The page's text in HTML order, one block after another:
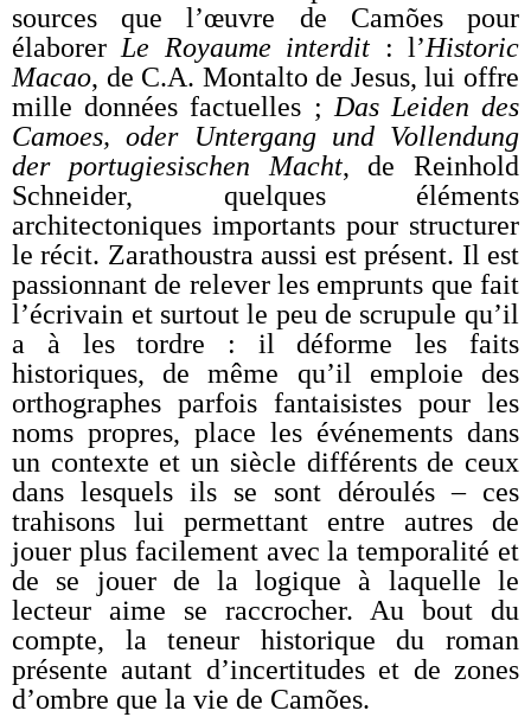
sources que l’œuvre de Camões pour
élaborer Le Royaume interdit : l’Historic
Macao, de C.A. Montalto de Jesus, lui offre
mille données factuelles ; Das Leiden des
Camoes, oder Untergang und Vollendung
der portugiesischen Macht, de Reinhold
Schneider, quelques éléments
architectoniques importants pour structurer
le récit. Zarathoustra aussi est présent. Il est
passionnant de relever les emprunts que fait
l’écrivain et surtout le peu de scrupule qu’il
a à les tordre : il déforme les faits
historiques, de même qu’il emploie des
orthographes parfois fantaisistes pour les
noms propres, place les événements dans
un contexte et un siècle différents de ceux
dans lesquels ils se sont déroulés – ces
trahisons lui permettant entre autres de
jouer plus facilement avec la temporalité et
de se jouer de la logique à laquelle le
lecteur aime se raccrocher. Au bout du
compte, la teneur historique du roman
présente autant d’incertitudes et de zones
d’ombre que la vie de Camões.